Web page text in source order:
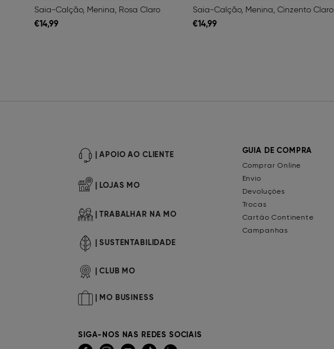
Saia-Calção, Menina, Rosa Claro
€14,99
Saia-Calção, Menina, Cinzento Claro
€14,99
| APOIO AO CLIENTE
| LOJAS MO
| TRABALHAR NA MO
| SUSTENTABILIDADE
| CLUB MO
| MO BUSINESS
SIGA-NOS NAS REDES SOCIAIS
GUIA DE COMPRA
Comprar Online
Envio
Devoluções
Trocas
Cartão Continente
Campanhas